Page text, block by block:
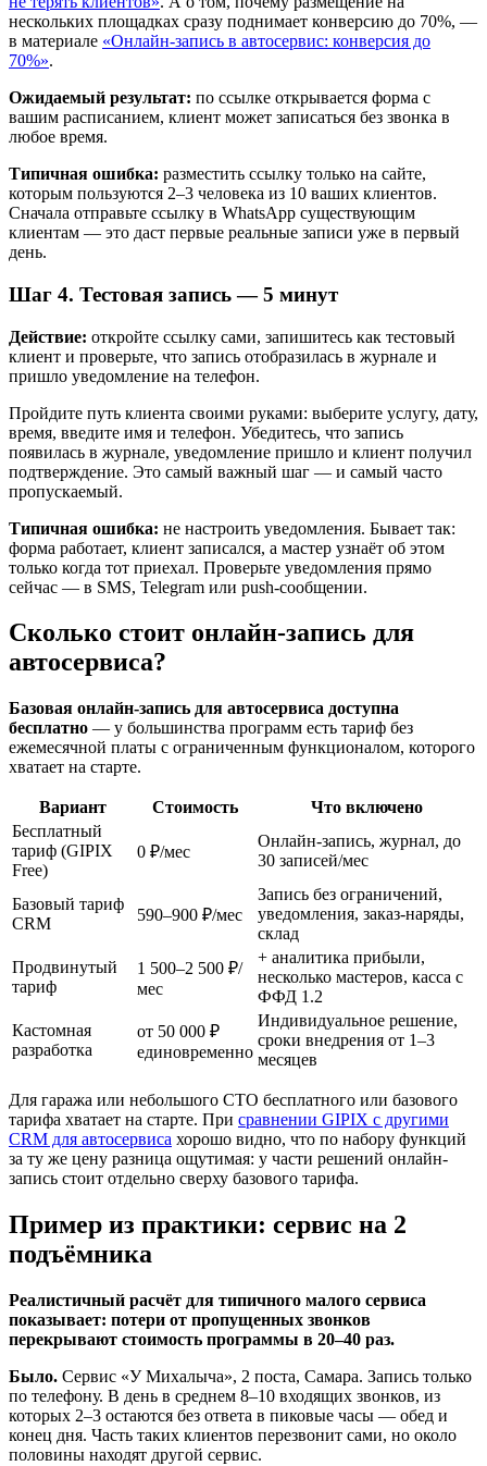
нескольких площадках сразу поднимает конверсию до 70%, —
в материале «Онлайн-запись в автосервис: конверсия до
70%».
Ожидаемый результат: по ссылке открывается форма с
вашим расписанием, клиент может записаться без звонка в
любое время.
Типичная ошибка: разместить ссылку только на сайте,
которым пользуются 2–3 человека из 10 ваших клиентов.
Сначала отправьте ссылку в WhatsApp существующим
клиентам — это даст первые реальные записи уже в первый
день.
Шаг 4. Тестовая запись — 5 минут
Действие: откройте ссылку сами, запишитесь как тестовый
клиент и проверьте, что запись отобразилась в журнале и
пришло уведомление на телефон.
Пройдите путь клиента своими руками: выберите услугу, дату,
время, введите имя и телефон. Убедитесь, что запись
появилась в журнале, уведомление пришло и клиент получил
подтверждение. Это самый важный шаг — и самый часто
пропускаемый.
Типичная ошибка: не настроить уведомления. Бывает так:
форма работает, клиент записался, а мастер узнаёт об этом
только когда тот приехал. Проверьте уведомления прямо
сейчас — в SMS, Telegram или push-сообщении.
Сколько стоит онлайн-запись для
автосервиса?
Базовая онлайн-запись для автосервиса доступна
бесплатно — у большинства программ есть тариф без
ежемесячной платы с ограниченным функционалом, которого
хватает на старте.
Вариант Стоимость
Что включено
Бесплатный
тариф (GIPIX
Free)
0 ₽/мес
Онлайн-запись, журнал, до
30 записей/мес
Базовый тариф
CRM
590–900 ₽/мес
Запись без ограничений,
уведомления, заказ-наряды,
склад
Продвинутый
тариф
1 500–2 500 ₽/
мес
+ аналитика прибыли,
несколько мастеров, касса с
ФФД 1.2
Кастомная
разработка
от 50 000 ₽
единовременно
Индивидуальное решение,
сроки внедрения от 1–3
месяцев
Для гаража или небольшого СТО бесплатного или базового
тарифа хватает на старте. При сравнении GIPIX с другими
CRM для автосервиса хорошо видно, что по набору функций
за ту же цену разница ощутимая: у части решений онлайн-
запись стоит отдельно сверху базового тарифа.
Пример из практики: сервис на 2
подъёмника
Реалистичный расчёт для типичного малого сервиса
показывает: потери от пропущенных звонков
перекрывают стоимость программы в 20–40 раз.
Было. Сервис «У Михалыча», 2 поста, Самара. Запись только
по телефону. В день в среднем 8–10 входящих звонков, из
которых 2–3 остаются без ответа в пиковые часы — обед и
конец дня. Часть таких клиентов перезвонит сами, но около
половины находят другой сервис.